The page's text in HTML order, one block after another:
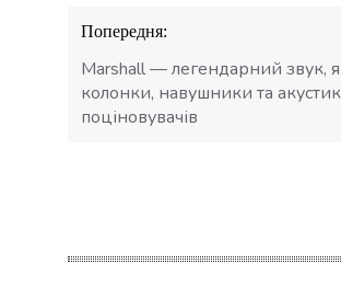
Навігація
записів
Попередня:
Marshall — легендарний звук,
колонки, навушники та
поціновувачів